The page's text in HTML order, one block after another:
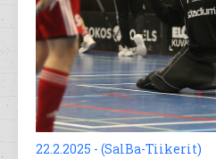
22.2.2025 - (SalBa-Tiikerit)